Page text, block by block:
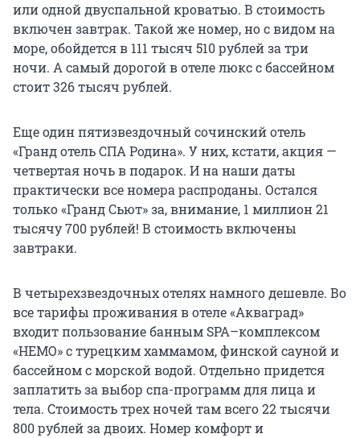
или одной двуспальной кроватью. В стоимость
включен завтрак. Такой же номер, но с видом на
море, обойдется в 111 тысяч 510 рублей за три
ночи. А самый дорогой в отеле люкс с бассейном
стоит 326 тысяч рублей.
Еще один пятизвездочный сочинский отель
«Гранд отель СПА Родина». У них, кстати, акция —
четвертая ночь в подарок. И на наши даты
практически все номера распроданы. Остался
только «Гранд Сьют» за, внимание, 1 миллион 21
тысячу 700 рублей! В стоимость включены
завтраки.
В четырехзвездочных отелях намного дешевле. Во
все тарифы проживания в отеле «Акваград»
входит пользование банным SPA–комплексом
«НЕМО» с турецким хаммамом, финской сауной и
бассейном с морской водой. Отдельно придется
заплатить за выбор спа-программ для лица и
тела. Стоимость трех ночей там всего 22 тысячи
800 рублей за двоих. Номер комфорт и